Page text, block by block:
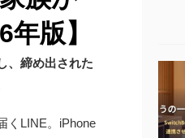
版】
、締め出された
くLINE。iPhone